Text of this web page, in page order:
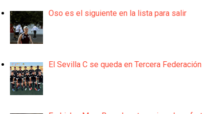
Oso es el siguiente en la lista para salir
El Sevilla C se queda en Tercera Federación